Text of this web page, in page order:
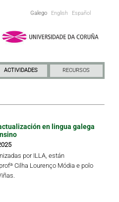
Galego English Español
ACTIVIDADES RECURSOS
en lingua galega
por ILLA, están
Cilha Lourenço Módia e polo